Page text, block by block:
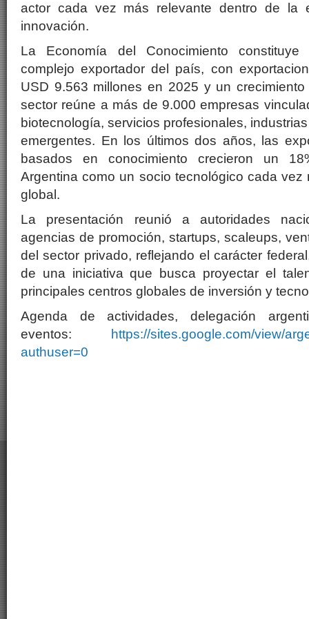
actor cada vez más relevante dentro de la
innovación.
La Economía del Conocimiento constituye
complejo exportador del país, con
USD 9.563 millones en 2025 y un
sector reúne a más de 9.000 empresas
biotecnología, servicios profesionales,
emergentes. En los últimos dos años, las
basados en conocimiento crecieron un
Argentina como un socio tecnológico cada vez
global.
La presentación reunió a autoridades
agencias de promoción, startups, scaleups,
del sector privado, reflejando el carácter
de una iniciativa que busca proyectar el
principales centros globales de inversión y
Agenda de actividades, delegación
eventos:
https://sites.google.com/view/
authuser=0